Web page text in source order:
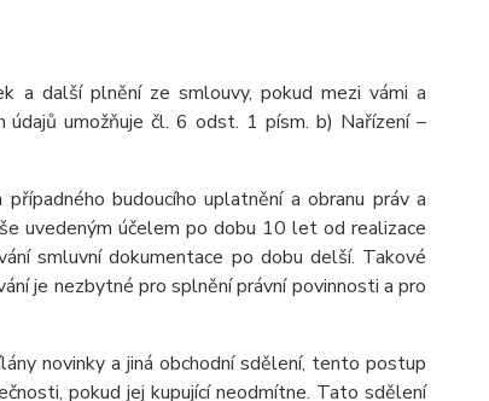
a další plnění ze smlouvy, pokud mezi vámi a
údajů umožňuje čl. 6 odst. 1 písm. b) Nařízení –
budoucího uplatnění a obranu práv a
uvedeným účelem po dobu 10 let od realizace
smluvní dokumentace po dobu delší. Takové
je nezbytné pro splnění právní povinnosti a pro
novinky a jiná obchodní sdělení, tento postup
pokud jej kupující neodmítne. Tato sdělení